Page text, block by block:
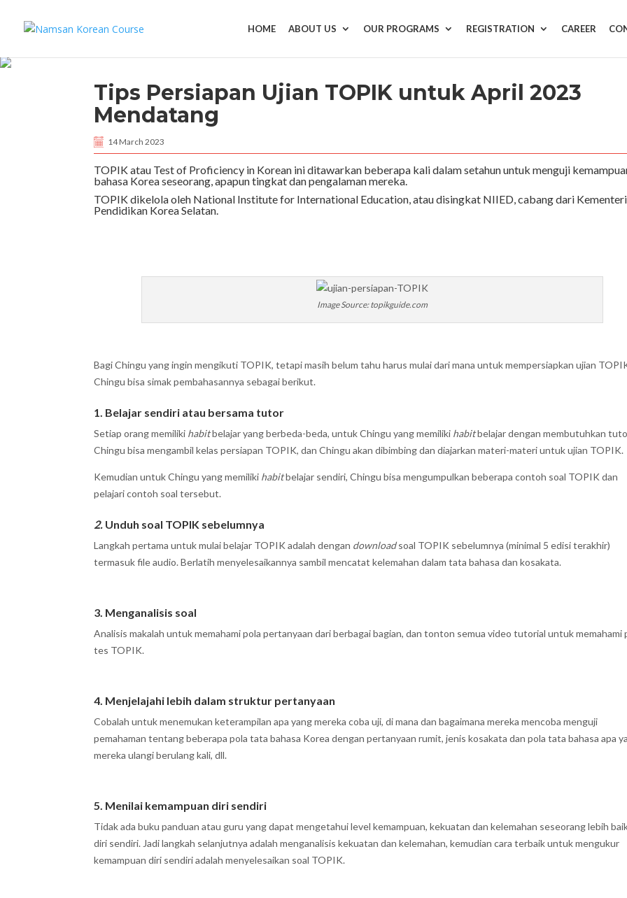
HOME ABOUT US OUR PROGRAMS REGISTRATION CAREER
Tips Persiapan Ujian TOPIK untuk April 2023
Mendatang
14 March 2023
TOPIK atau Test of Proficiency in Korean ini ditawarkan beberapa kali dalam setahun untuk menguji
bahasa Korea seseorang, apapun tingkat dan pengalaman mereka.
TOPIK dikelola oleh National Institute for International Education, atau disingkat NIIED, cabang dari
Pendidikan Korea Selatan.
Image Source: topikguide.com
Bagi Chingu yang ingin mengikuti TOPIK, tetapi masih belum tahu harus mulai dari mana untuk mempersiapkan ujian
Chingu bisa simak pembahasannya sebagai berikut.
1. Belajar sendiri atau bersama tutor
Setiap orang memiliki habitbelajar yang berbeda-beda, untuk Chingu yang memiliki habitbelajar dengan membutuhkan
Chingu bisa mengambil kelas persiapan TOPIK, dan Chingu akan dibimbing dan diajarkan materi-materi untuk ujian TOPIK.
Kemudian untuk Chingu yang memiliki habitbelajar sendiri, Chingu bisa mengumpulkan beberapa contoh soal TOPIK dan
pelajari contoh soal tersebut.
2. Unduh soal TOPIK sebelumnya
Langkah pertama untuk mulai belajar TOPIK adalah dengan downloadsoal TOPIK sebelumnya (minimal 5 edisi terakhir)
termasuk file audio. Berlatih menyelesaikannya sambil mencatat kelemahan dalam tata bahasa dan kosakata.
3. Menganalisis soal
Analisis makalah untuk memahami pola pertanyaan dari berbagai bagian, dan tonton semua video tutorial untuk memahami
tes TOPIK.
4. Menjelajahi lebih dalam struktur pertanyaan
Cobalah untuk menemukan keterampilan apa yang mereka coba uji, di mana dan bagaimana mereka mencoba menguji
pemahaman tentang beberapa pola tata bahasa Korea dengan pertanyaan rumit, jenis kosakata dan pola tata bahasa apa
mereka ulangi berulang kali, dll.
5. Menilai kemampuan diri sendiri
Tidak ada buku panduan atau guru yang dapat mengetahui level kemampuan, kekuatan dan kelemahan seseorang lebih
diri sendiri. Jadi langkah selanjutnya adalah menganalisis kekuatan dan kelemahan, kemudian cara terbaik untuk mengukur
kemampuan diri sendiri adalah menyelesaikan soal TOPIK.